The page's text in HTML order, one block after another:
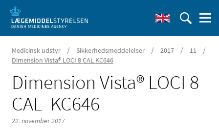
Medicinsk udstyr / Sikkerhedsmeddelelser / 2017 / 11 /
Dimension Vista® LOCI 8 CAL KC646
Dimension Vista® LOCI 8
CAL ­ KC646
22. november 2017